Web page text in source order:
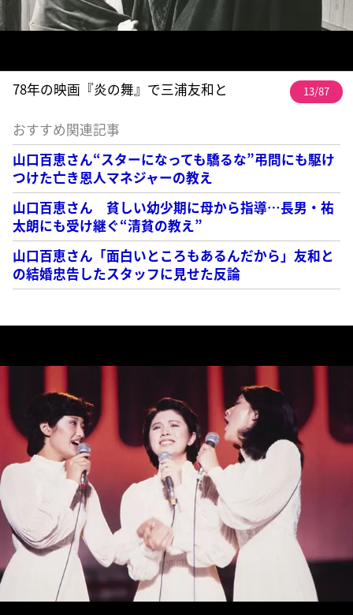
78年の映画『炎の舞』で三浦友和と 13/87
おすすめ関連記事
山口百恵さん“スターになっても驕るな”弔問にも駆け
つけた亡き恩人マネジャーの教え
山口百恵さん 貧しい幼少期に母から指導…長男・祐
太朗にも受け継ぐ“清貧の教え”
山口百恵さん「面白いところもあるんだから」友和と
の結婚忠告したスタッフに見せた反論